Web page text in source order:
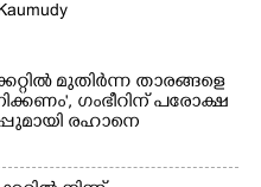
മുതിർന്ന താരങ്ങളെ
ഗംഭീറിന് പരോക്ഷ
രഹാനെ
link